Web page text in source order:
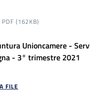
PDF (162KB)
Unioncamere -
- 3° trimestre 2021
FILE